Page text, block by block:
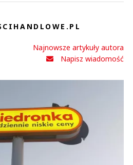
Najnowsze artykuły autora
Napisz wiadomość